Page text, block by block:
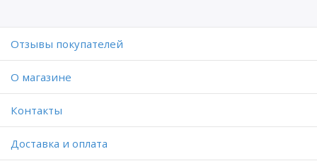
Отзывы покупателей
O магазине
Контакты
Доставка и оплата